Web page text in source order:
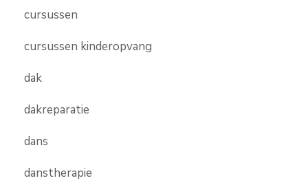
cursussen
cursussen kinderopvang
dak
dakreparatie
dans
danstherapie